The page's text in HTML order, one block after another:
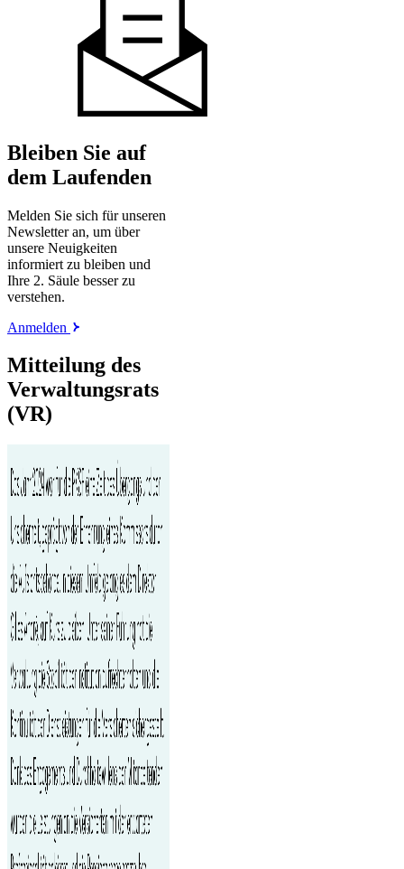
Bleiben Sie auf
dem Laufenden
Melden Sie sich für unseren
Newsletter an, um über
unsere Neuigkeiten
informiert zu bleiben und
Ihre 2. Säule besser zu
verstehen.
Anmelden
Mitteilung des
Verwaltungsrats
(VR)